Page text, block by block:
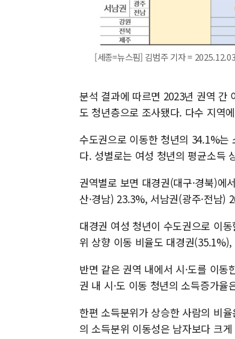
[세종=뉴스핌] 김범주 기자 =
분석 결과에 따르면 2023년 권역 간
도 청년층으로 조사됐다. 다수 지역
수도권으로 이동한 청년의 34.1%는
다. 성별로는 여성 청년의 평균소득
권역별로 보면 대경권(대구·경북)에
산·경남) 23.3%, 서남권(광주·전남)
대경권 여성 청년이 수도권으로 이
위 상향 이동 비율도 대경권
반면 같은 권역 내에서 시·도를 이동
권 내 시·도 이동 청년의 소득증가
한편 소득분위가 상승한 사람의 비
의 소득분위 이동성은 남자보다 크